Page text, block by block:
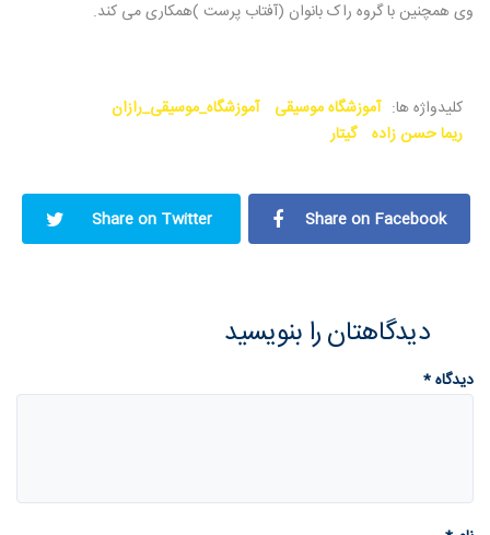
وی همچنین با گروه راک بانوان (آفتاب پرست )همکاری می کند.
کلیدواژه ها: آموزشگاه موسیقی
آموزشگاه_موسیقی_رازان
ریما حسن زاده گیتار
Share on Facebook
Share on Twitter
دیدگاهتان را بنویسید
دیدگاه*